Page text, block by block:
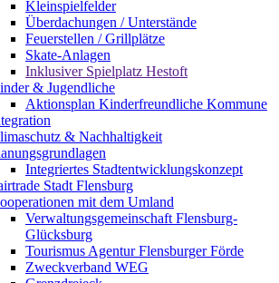
Kleinspielfelder
Überdachungen / Unterstände
Feuerstellen / Grillplätze
Skate-Anlagen
Inklusiver Spielplatz Hestoft
& Jugendliche
Aktionsplan Kinderfreundliche Kommune
& Nachhaltigkeit
Integriertes Stadtentwicklungskonzept
Stadt Flensburg
mit dem Umland
Verwaltungsgemeinschaft Flensburg-
Glücksburg
Tourismus Agentur Flensburger Förde
Zweckverband WEG